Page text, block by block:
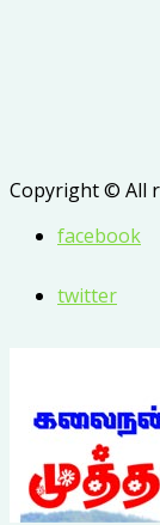
Copyright © All
facebook
twitter